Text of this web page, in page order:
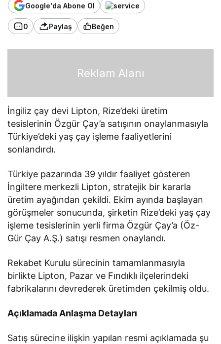
Google'da Abone Ol
0 Paylaş Beğen
Reklam Alanı
İngiliz çay devi Lipton, Rize’deki üretim
tesislerinin Özgür Çay’a satışının onaylanmasıyla
Türkiye’deki yaş çay işleme faaliyetlerini
sonlandırdı.
Türkiye pazarında 39 yıldır faaliyet gösteren
İngiltere merkezli Lipton, stratejik bir kararla
üretim ayağından çekildi. Ekim ayında başlayan
görüşmeler sonucunda, şirketin Rize’deki yaş çay
işleme tesislerinin yerli firma Özgür Çay’a (Öz-
Gür Çay A.Ş.) satışı resmen onaylandı.
Rekabet Kurulu sürecinin tamamlanmasıyla
birlikte Lipton, Pazar ve Fındıklı ilçelerindeki
fabrikalarını devrederek üretimden çekilmiş oldu.
Açıklamada Anlaşma Detayları
Satış sürecine ilişkin yapılan resmi açıklamada şu